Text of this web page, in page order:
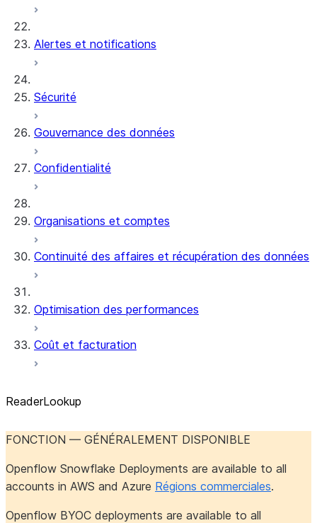
Alertes et notifications
Sécurité
Gouvernance des données
Confidentialité
Organisations et comptes
Continuité des affaires et récupération des données
Optimisation des performances
Coût et facturation
ReaderLookup
FONCTION — GÉNÉRALEMENT DISPONIBLE
Openflow Snowflake Deployments are available to all
accounts in AWS and Azure Régions commerciales.
Openflow BYOC deployments are available to all